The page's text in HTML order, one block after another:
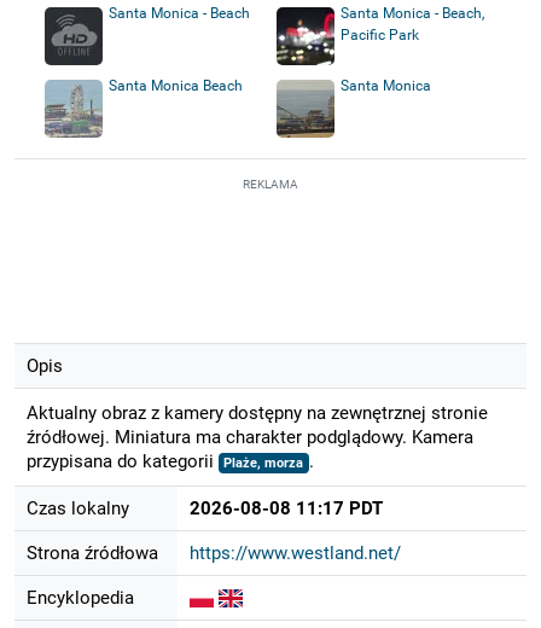
Santa Monica - Beach
Santa Monica - Beach,
Pacific Park
Santa Monica Beach Santa Monica
REKLAMA
Opis
Aktualny obraz z kamery dostępny na zewnętrznej stronie
źródłowej. Miniatura ma charakter podglądowy. Kamera
przypisana do kategorii
Plaże, morza .
Czas lokalny 2026-08-08 11:17 PDT
Strona źródłowa https://www.westland.net/
Encyklopedia